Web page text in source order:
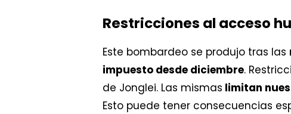
Restricciones al acceso
Este bombardeo se produjo tras las
impuesto desde diciembre.
de Jonglei. Las mismas limitan
Esto puede tener consecuencias